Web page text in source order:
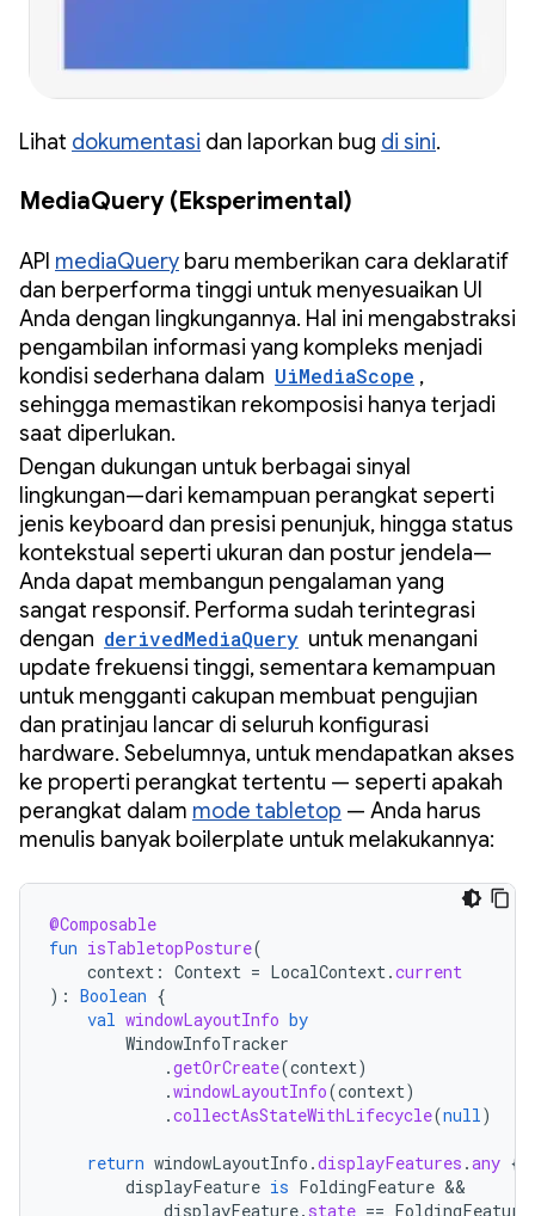
Lihat dokumentasi dan laporkan bug di sini.
MediaQuery (Eksperimental)
API mediaQuery baru memberikan cara deklaratif
dan berperforma tinggi untuk menyesuaikan UI
Anda dengan lingkungannya. Hal ini mengabstraksi
pengambilan informasi yang kompleks menjadi
kondisi sederhana dalam UiMediaScope ,
sehingga memastikan rekomposisi hanya terjadi
saat diperlukan.
Dengan dukungan untuk berbagai sinyal
lingkungan—dari kemampuan perangkat seperti
jenis keyboard dan presisi penunjuk, hingga status
kontekstual seperti ukuran dan postur jendela—
Anda dapat membangun pengalaman yang
sangat responsif. Performa sudah terintegrasi
dengan derivedMediaQuery untuk menangani
update frekuensi tinggi, sementara kemampuan
untuk mengganti cakupan membuat pengujian
dan pratinjau lancar di seluruh konfigurasi
hardware. Sebelumnya, untuk mendapatkan akses
ke properti perangkat tertentu — seperti apakah
perangkat dalam mode tabletop — Anda harus
menulis banyak boilerplate untuk melakukannya:
@Composable
fun isTabletopPosture(
context : Context = LocalContext .current
): Boolean {
val windowLayoutInfo by
WindowInfoTracker
.getOrCreate(context)
.windowLayoutInfo(context)
.collectAsStateWithLifecycle(null )
return windowLayoutInfo .displayFeatures .any {
displayFeature is FoldingFeature
displayFeature. state == FoldingFeature